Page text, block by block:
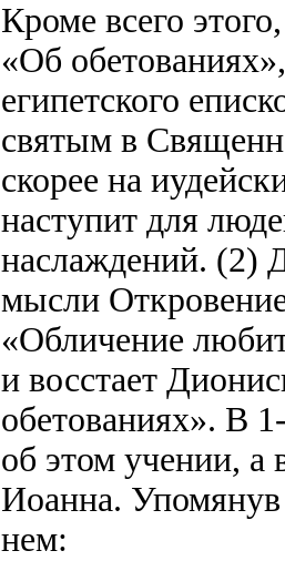
Кроме всего
«Об
египетского
святым в
скорее на
наступит для
наслаждений. (2)
мысли
«Обличение
и восстает
обетованиях». В
об этом учении, а
Иоанна.
нем: